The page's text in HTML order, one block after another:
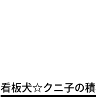
看板犬☆クニ子の